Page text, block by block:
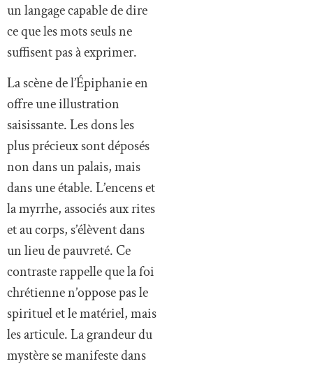
un langage capable de dire
ce que les mots seuls ne
suffisent pas à exprimer.
La scène de l’Épiphanie en
offre une illustration
saisissante. Les dons les
plus précieux sont déposés
non dans un palais, mais
dans une étable. L’encens et
la myrrhe, associés aux rites
et au corps, s’élèvent dans
un lieu de pauvreté. Ce
contraste rappelle que la foi
chrétienne n’oppose pas le
spirituel et le matériel, mais
les articule. La grandeur du
mystère se manifeste dans